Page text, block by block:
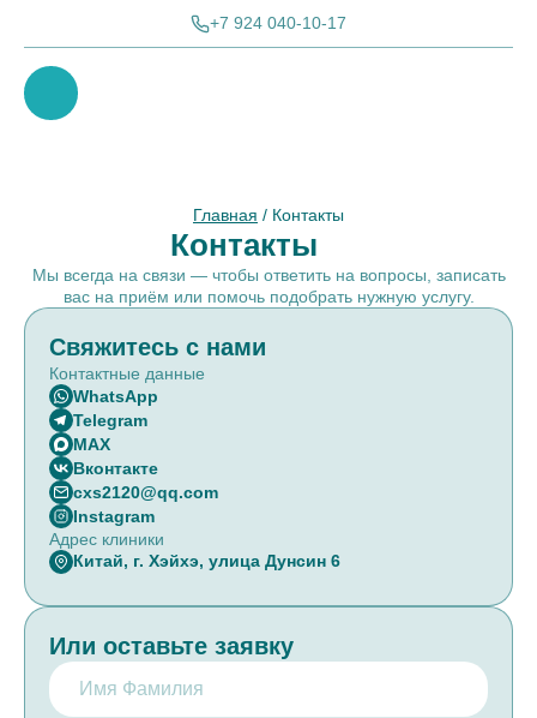
+7 924 040-10-17
Главная / Контакты
Контакты
Мы всегда на связи — чтобы ответить на вопросы, записать
вас на приём или помочь подобрать нужную услугу.
Свяжитесь с нами
Контактные данные
WhatsApp
Telegram
MAX
Вконтакте
cxs2120@qq.com
Instagram
Адрес клиники
Китай, г. Хэйхэ, улица Дунсин 6
Или оставьте заявку